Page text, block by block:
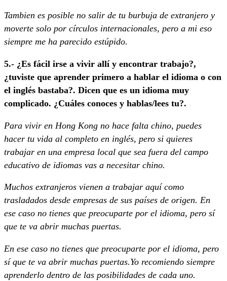
Tambien es posible no salir de tu burbuja de extranjero y
moverte solo por círculos internacionales, pero a mi eso
siempre me ha parecido estúpido.
5.- ¿Es fácil irse a vivir allí y encontrar trabajo?,
¿tuviste que aprender primero a hablar el idioma o con
el inglés bastaba?. Dicen que es un idioma muy
complicado. ¿Cuáles conoces y hablas/lees tu?.
Para vivir en Hong Kong no hace falta chino, puedes
hacer tu vida al completo en inglés, pero si quieres
trabajar en una empresa local que sea fuera del campo
educativo de idiomas vas a necesitar chino.
Muchos extranjeros vienen a trabajar aquí como
trasladados desde empresas de sus países de origen. En
ese caso no tienes que preocuparte por el idioma, pero sí
que te va abrir muchas puertas.
En ese caso no tienes que preocuparte por el idioma, pero
sí que te va abrir muchas puertas.Yo recomiendo siempre
aprenderlo dentro de las posibilidades de cada uno.